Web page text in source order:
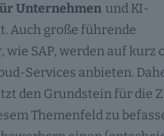
Unternehmen und KI-
Auch große führende
SAP, werden auf kurz
Services anbieten.
den Grundstein für die
Themenfeld zu